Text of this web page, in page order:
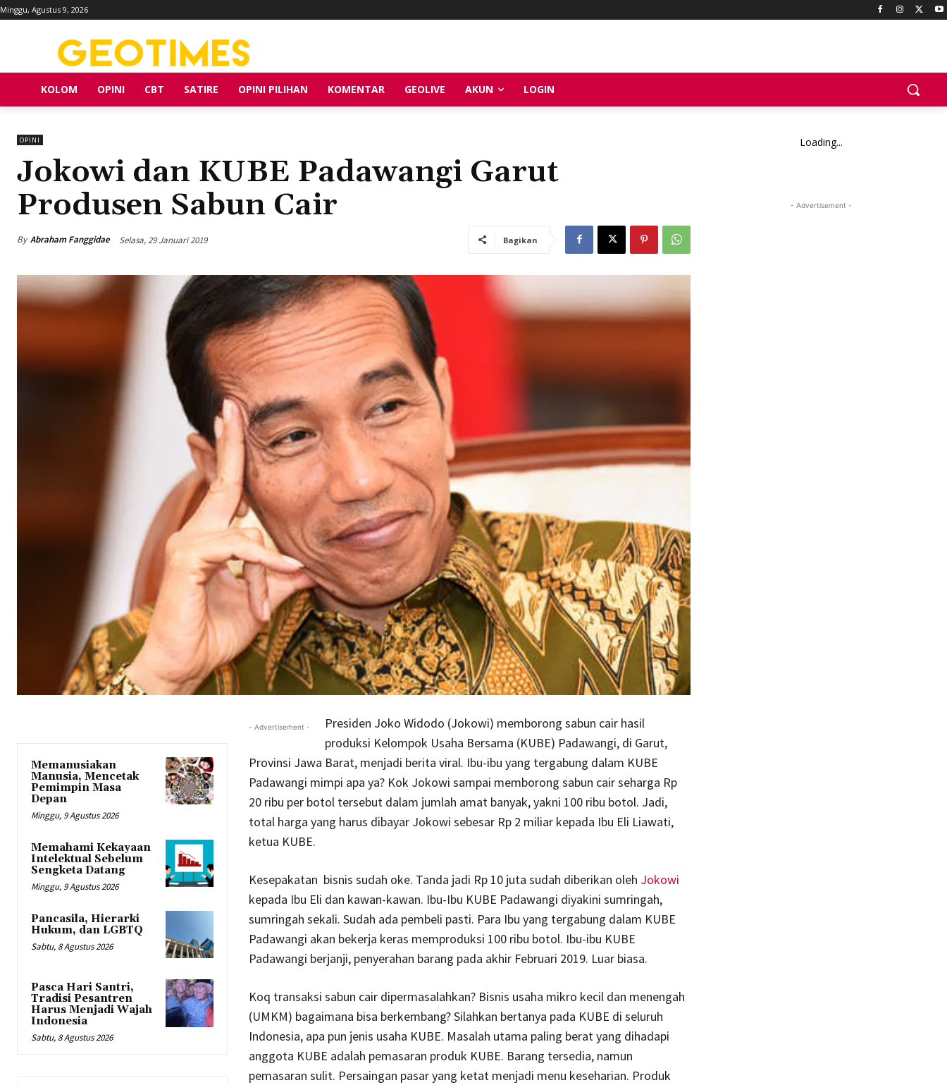
Minggu, Agustus 9, 2026
KOLOM OPINI CBT SATIRE OPINI PILIHAN KOMENTAR GEOLIVE AKUN LOGIN
OPINI
Jokowi dan KUBE Padawangi Garut
Produsen Sabun Cair
By Abraham Fanggidae Selasa, 29 Januari 2019 Bagikan
Memanusiakan
Manusia, Mencetak
Pemimpin Masa
Depan
Minggu, 9 Agustus 2026
Memahami Kekayaan
Intelektual Sebelum
Sengketa Datang
Minggu, 9 Agustus 2026
Pancasila, Hierarki
Hukum, dan LGBTQ
Sabtu, 8 Agustus 2026
Pasca Hari Santri,
Tradisi Pesantren
Harus Menjadi Wajah
Indonesia
Sabtu, 8 Agustus 2026
- Advertisement -
Presiden Joko Widodo (Jokowi) memborong sabun cair hasil
produksi Kelompok Usaha Bersama (KUBE) Padawangi, di Garut,
Provinsi Jawa Barat, menjadi berita viral. Ibu-ibu yang tergabung dalam KUBE
Padawangi mimpi apa ya? Kok Jokowi sampai memborong sabun cair seharga Rp
20 ribu per botol tersebut dalam jumlah amat banyak, yakni 100 ribu botol. Jadi,
total harga yang harus dibayar Jokowi sebesar Rp 2 miliar kepada Ibu Eli Liawati,
ketua KUBE.
Kesepakatan bisnis sudah oke. Tanda jadi Rp 10 juta sudah diberikan oleh Jokowi
kepada Ibu Eli dan kawan-kawan. Ibu-Ibu KUBE Padawangi diyakini sumringah,
sumringah sekali. Sudah ada pembeli pasti. Para Ibu yang tergabung dalam KUBE
Padawangi akan bekerja keras memproduksi 100 ribu botol. Ibu-ibu KUBE
Padawangi berjanji, penyerahan barang pada akhir Februari 2019. Luar biasa.
Koq transaksi sabun cair dipermasalahkan? Bisnis usaha mikro kecil dan menengah
(UMKM) bagaimana bisa berkembang? Silahkan bertanya pada KUBE di seluruh
Indonesia, apa pun jenis usaha KUBE. Masalah utama paling berat yang dihadapi
anggota KUBE adalah pemasaran produk KUBE. Barang tersedia, namun
pemasaran sulit. Persaingan pasar yang ketat menjadi menu keseharian. Produk
Loading...
- Advertisement -